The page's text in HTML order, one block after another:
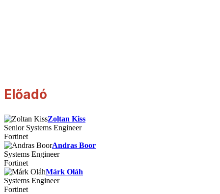
Előadó
Zoltan Kiss
Senior Systems Engineer
Fortinet
Andras Boor
Systems Engineer
Fortinet
Márk Oláh
Systems Engineer
Fortinet